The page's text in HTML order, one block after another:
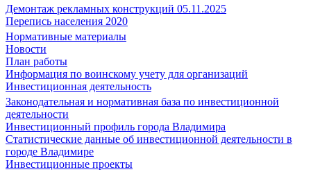
Демонтаж рекламных конструкций 05.11.2025
Перепись населения 2020
Нормативные материалы
Новости
План работы
Информация по воинскому учету для организаций
Инвестиционная деятельность
Законодательная и нормативная база по инвестиционной
деятельности
Инвестиционный профиль города Владимира
Статистические данные об инвестиционной деятельности в
городе Владимире
Инвестиционные проекты